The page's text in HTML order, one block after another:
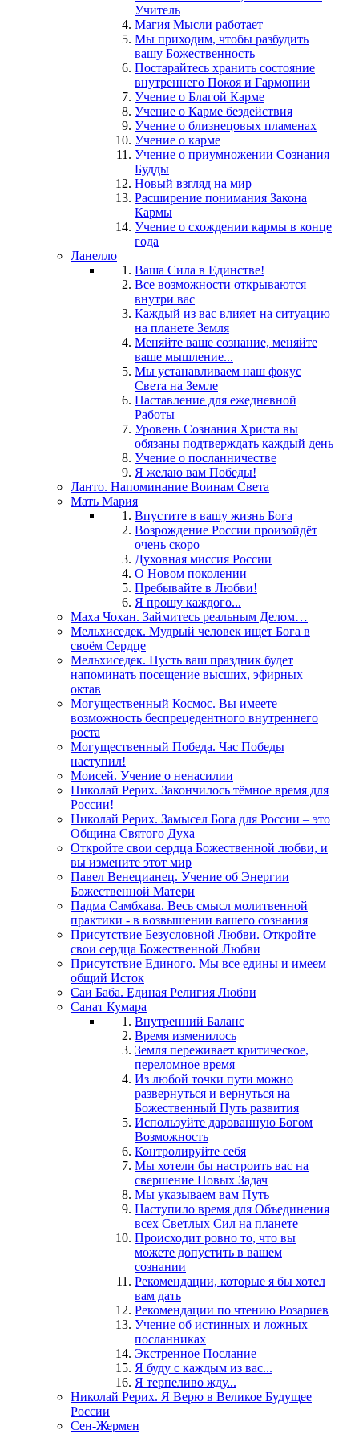
Учитель
Магия Мысли работает
Мы приходим, чтобы разбудить
вашу Божественность
Постарайтесь хранить состояние
внутреннего Покоя и Гармонии
Учение о Благой Карме
Учение о Карме бездействия
Учение о близнецовых пламенах
Учение о карме
Учение о приумножении Сознания
Будды
Новый взгляд на мир
Расширение понимания Закона
Кармы
Учение о схождении кармы в конце
года
Ланелло
Ваша Сила в Единстве!
Все возможности открываются
внутри вас
Каждый из вас влияет на ситуацию
на планете Земля
Меняйте ваше сознание, меняйте
ваше мышление...
Мы устанавливаем наш фокус
Света на Земле
Наставление для ежедневной
Работы
Уровень Сознания Христа вы
обязаны подтверждать каждый день
Учение о посланничестве
Я желаю вам Победы!
Ланто. Напоминание Воинам Света
Мать Мария
Впустите в вашу жизнь Бога
Возрождение России произойдёт
очень скоро
Духовная миссия России
О Новом поколении
Пребывайте в Любви!
Я прошу каждого...
Маха Чохан. Займитесь реальным Делом…
Мельхиседек. Мудрый человек ищет Бога в
своём Сердце
Мельхиседек. Пусть ваш праздник будет
напоминать посещение высших, эфирных
октав
Могущественный Космос. Вы имеете
возможность беспрецедентного внутреннего
роста
Могущественный Победа. Час Победы
наступил!
Моисей. Учение о ненасилии
Николай Рерих. Закончилось тёмное время для
России!
Николай Рерих. Замысел Бога для России – это
Община Святого Духа
Откройте свои сердца Божественной любви, и
вы измените этот мир
Павел Венецианец. Учение об Энергии
Божественной Матери
Падма Самбхава. Весь смысл молитвенной
практики - в возвышении вашего сознания
Присутствие Безусловной Любви. Откройте
свои сердца Божественной Любви
Присутствие Единого. Мы все едины и имеем
общий Исток
Саи Баба. Единая Религия Любви
Санат Кумара
Внутренний Баланс
Время изменилось
Земля переживает критическое,
переломное время
Из любой точки пути можно
развернуться и вернуться на
Божественный Путь развития
Используйте дарованную Богом
Возможность
Контролируйте себя
Мы хотели бы настроить вас на
свершение Новых Задач
Мы указываем вам Путь
Наступило время для Объединения
всех Светлых Сил на планете
Происходит ровно то, что вы
можете допустить в вашем
сознании
Рекомендации, которые я бы хотел
вам дать
Рекомендации по чтению Розариев
Учение об истинных и ложных
посланниках
Экстренное Послание
Я буду с каждым из вас...
Я терпеливо жду...
Николай Рерих. Я Верю в Великое Будущее
России
Сен-Жермен